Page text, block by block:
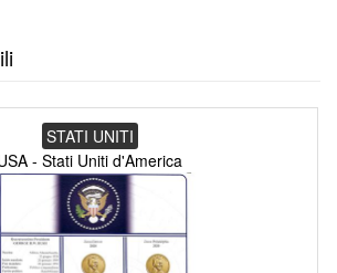
STATI UNITI
- Stati Uniti d'America